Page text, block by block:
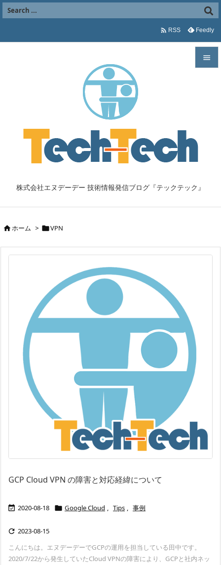
株式会社エヌデーデー 技術情報発信ブログ『テックテック』

 RSS Feedly
ホーム > VPN
GCP Cloud VPN の障害と対応経緯について
 2020-08-18  Google Cloud , Tips , 事例
 2023-08-15
こんにちは。エヌデーデーでGCPの運用を担当している田中です。
2020/7/22から発生していたCloud VPNの障害により、GCPと社内ネッ